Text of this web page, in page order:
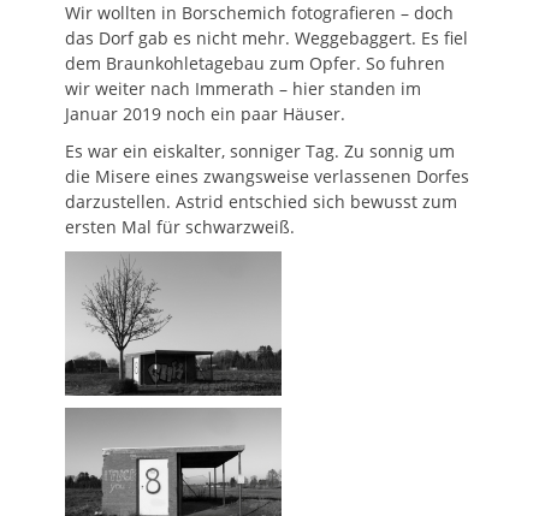
Wir wollten in Borschemich fotografieren – doch
das Dorf gab es nicht mehr. Weggebaggert. Es fiel
dem Braunkohletagebau zum Opfer. So fuhren
wir weiter nach Immerath – hier standen im
Januar 2019 noch ein paar Häuser.
Es war ein eiskalter, sonniger Tag. Zu sonnig um
die Misere eines zwangsweise verlassenen Dorfes
darzustellen. Astrid entschied sich bewusst zum
ersten Mal für schwarzweiß.